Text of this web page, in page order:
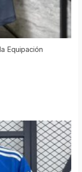
Equipación